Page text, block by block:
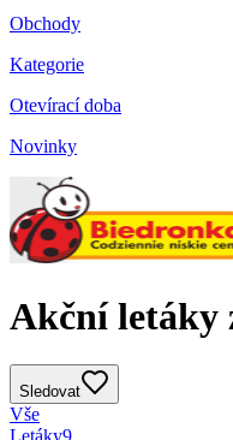
Obchody
Kategorie
Otevírací doba
Novinky
Akční letáky
Sledovat
Vše